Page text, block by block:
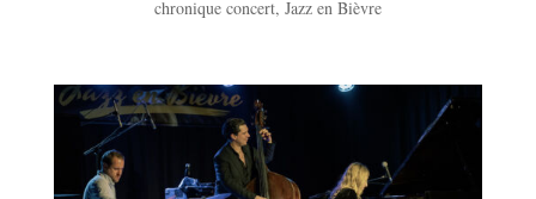
chronique concert, Jazz en Bièvre